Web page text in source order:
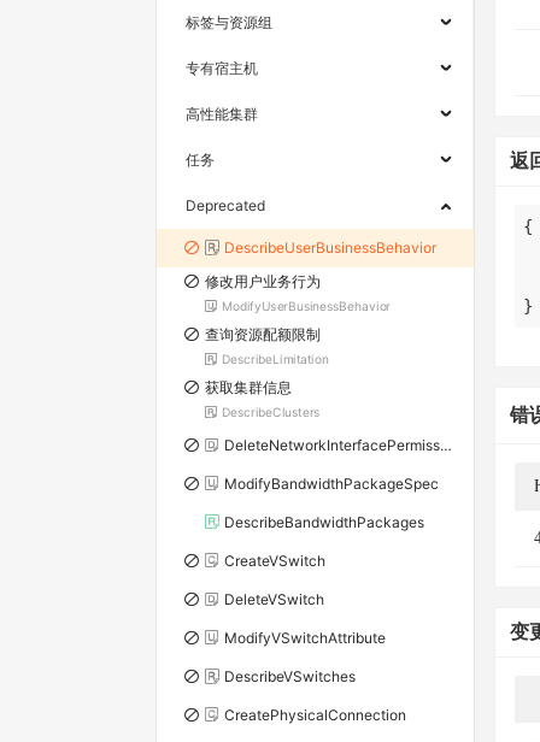
标签与资源组
专有宿主机
高性能集群
任务
Deprecated
DescribeUserBusinessBehavior
修改用户业务行为
ModifyUserBusinessBehavior
查询资源配额限制
DescribeLimitation
获取集群信息
DescribeClusters
DeleteNetworkInterfacePermission
ModifyBandwidthPackageSpec
DescribeBandwidthPackages
CreateVSwitch
DeleteVSwitch
ModifyVSwitchAttribute
DescribeVSwitches
CreatePhysicalConnection
返
}
错
变